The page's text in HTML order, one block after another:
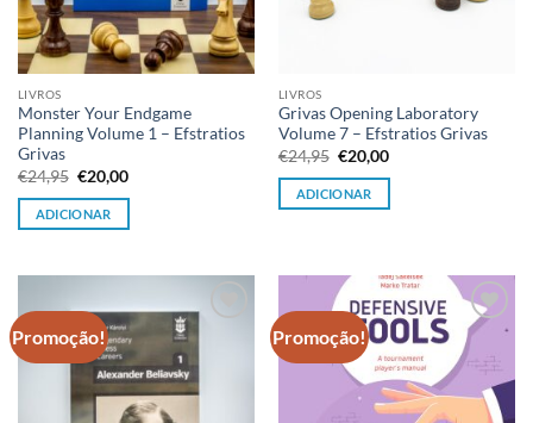
LIVROS
Monster Your Endgame
Planning Volume 1 – Efstratios
Grivas
€24,95 O
preço
original
era:
€20,00O
atual
ADICIONAR
LIVROS
Grivas Opening Laboratory
Volume 7 – Efstratios Grivas
€24,95 O
preço
original
era:
€20,00O
atual
ADICIONAR
Promoção!
Adicionar
à lista de
desejos
Promoção!
Adicionar
à lista de
desejos